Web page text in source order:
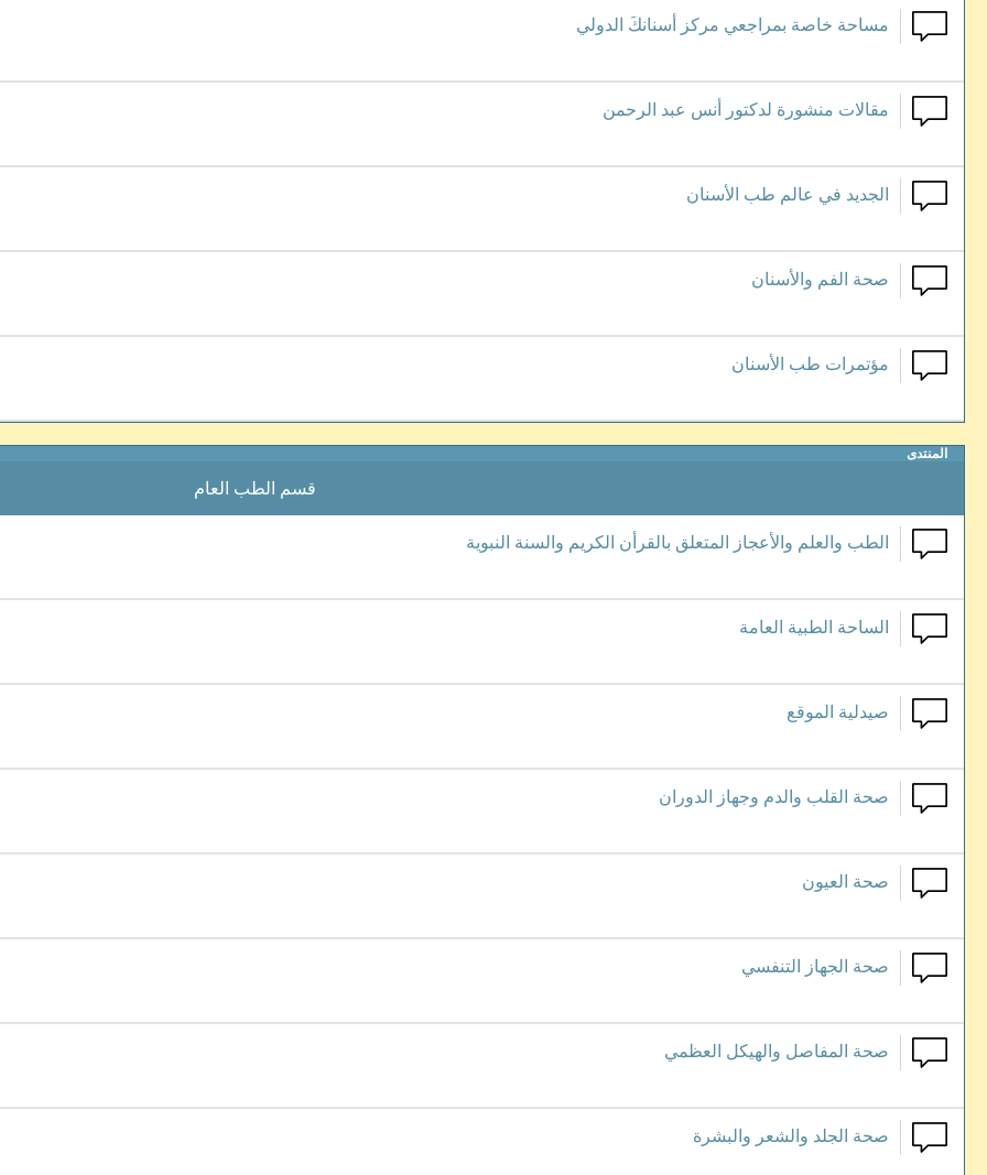
مساحة خاصة بمراجعي مركز أسنانكَ الدولي
مقالات منشورة لدكتور أنس عبد الرحمن
الجديد في عالم طب الأسنان
صحة الفم والأسنان
مؤتمرات طب الأسنان
المنتدى
قسم الطب العام
الطب والعلم والأعجاز المتعلق بالقرأن الكريم والسنة النبوية
الساحة الطبية العامة
صيدلية الموقع
صحة القلب والدم وجهاز الدوران
صحة العيون
صحة الجهاز التنفسي
صحة المفاصل والهيكل العظمي
صحة الجلد والشعر والبشرة